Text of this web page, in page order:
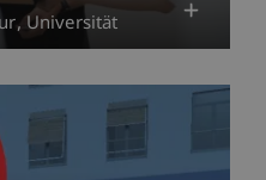
Universität